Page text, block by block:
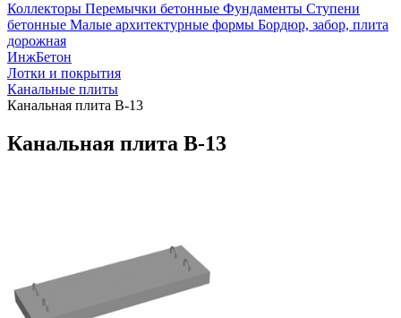
Коллекторы Перемычки бетонные Фундаменты Ступени
бетонные Малые архитектурные формы Бордюр, забор, плита
дорожная
ИнжБетон
Лотки и покрытия
Канальные плиты
Канальная плита В-13
Канальная плита В-13